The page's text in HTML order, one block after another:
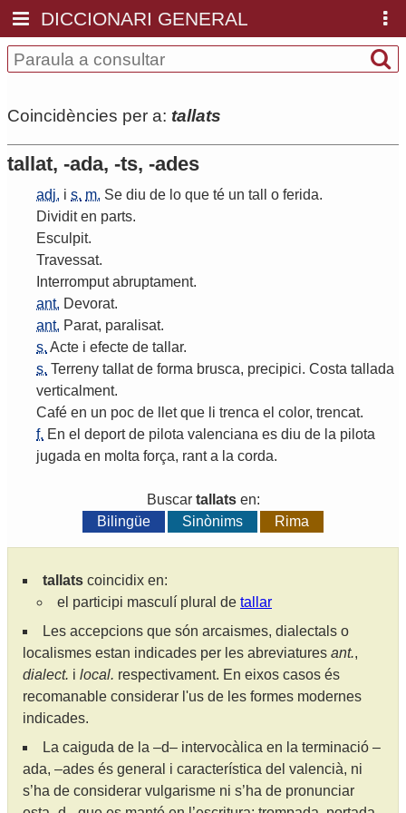
DICCIONARI GENERAL
Coincidències per a: tallats
tallat, -ada, -ts, -ades
adj. i s. m. Se diu de lo que té un tall o ferida.
Dividit en parts.
Esculpit.
Travessat.
Interromput abruptament.
ant. Devorat.
ant. Parat, paralisat.
s. Acte i efecte de tallar.
s. Terreny tallat de forma brusca, precipici. Costa tallada
verticalment.
Café en un poc de llet que li trenca el color, trencat.
f. En el deport de pilota valenciana es diu de la pilota
jugada en molta força, rant a la corda.
Buscar tallatsen:
Bilingüe
Sinònims Rima
tallats coincidix en:
el participi masculí plural de tallar
Les accepcions que són arcaismes, dialectals o
localismes estan indicades per les abreviatures ant.,
dialect. i local. respectivament. En eixos casos és
recomanable considerar l'us de les formes modernes
indicades.
La caiguda de la –d– intervocàlica en la terminació –
ada, –ades és general i característica del valencià, ni
s’ha de considerar vulgarisme ni s’ha de pronunciar